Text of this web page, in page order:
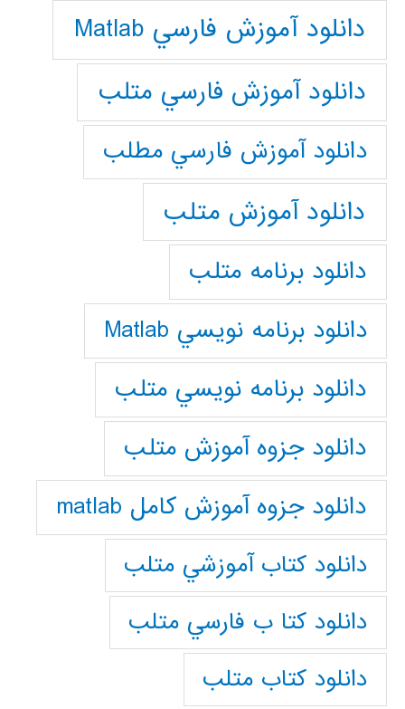
دانلود آموزش فارسي Matlab
دانلود آموزش فارسي متلب
دانلود آموزش فارسي مطلب
دانلود آموزش متلب
دانلود برنامه متلب
دانلود برنامه نويسي Matlab
دانلود برنامه نويسي متلب
دانلود جزوه آموزش متلب
دانلود جزوه آموزش کامل matlab
دانلود كتاب آموزشي متلب
دانلود كتا ب فارسي متلب
دانلود كتاب متلب